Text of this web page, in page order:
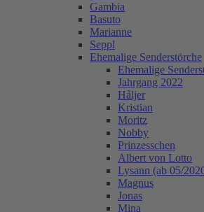
Gambia
Basuto
Marianne
Seppl
Ehemalige Senderstörche
Ehemalige
Jahrgang 2022
Håljer
Kristian
Moritz
Nobby
Prinzesschen
Albert von Lotto
Lysann (ab 05/
Magnus
Jonas
Mina